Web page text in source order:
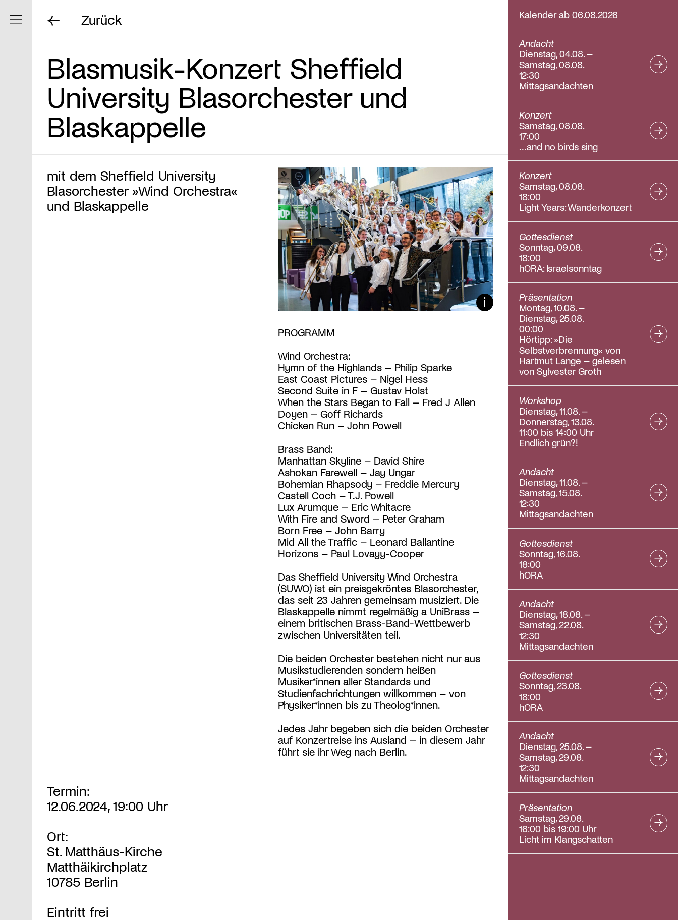
Navigation ein/ausblenden
Zurück
Blasmusik-Konzert Sheffield
University Blasorchester und
Blaskappelle
mit dem Sheffield University
Blasorchester »Wind Orchestra«
und Blaskappelle
Bildunterschrift ein/
PROGRAMM
Wind Orchestra:
Hymn of the Highlands – Philip Sparke
East Coast Pictures – Nigel Hess
Second Suite in F – Gustav Holst
When the Stars Began to Fall – Fred J Allen
Doyen – Goff Richards
Chicken Run – John Powell
Brass Band:
Manhattan Skyline – David Shire
Ashokan Farewell – Jay Ungar
Bohemian Rhapsody – Freddie Mercury
Castell Coch – T.J. Powell
Lux Arumque – Eric Whitacre
With Fire and Sword – Peter Graham
Born Free – John Barry
Mid All the Traffic – Leonard Ballantine
Horizons – Paul Lovayy-Cooper
Das Sheffield University Wind Orchestra
(SUWO) ist ein preisgekröntes Blasorchester,
das seit 23 Jahren gemeinsam musiziert. Die
Blaskappelle nimmt regelmäßig a UniBrass –
einem britischen Brass-Band-Wettbewerb
zwischen Universitäten teil.
Die beiden Orchester bestehen nicht nur aus
Musikstudierenden sondern heißen
Musiker*innen aller Standards und
Studienfachrichtungen willkommen – von
Physiker*innen bis zu Theolog*innen.
Jedes Jahr begeben sich die beiden Orchester
auf Konzertreise ins Ausland – in diesem Jahr
führt sie ihr Weg nach Berlin.
Termin:
12.06.2024, 19:00 Uhr
Ort:
St. Matthäus-Kirche
Matthäikirchplatz
10785 Berlin
Eintritt frei
Kalender ab 06.08.2026
Andacht
Dienstag, 04.08. –
Samstag, 08.08.
12:30
Mittagsandachten
Konzert
Samstag, 08.08.
17:00
…and no birds sing
Konzert
Samstag, 08.08.
18:00
Light Years: Wanderkonzert
Gottesdienst
Sonntag, 09.08.
18:00
hORA: Israelsonntag
Präsentation
Montag, 10.08. –
Dienstag, 25.08.
00:00
Hörtipp: »Die
Selbstverbrennung« von
Hartmut Lange – gelesen
von Sylvester Groth
Workshop
Dienstag, 11.08. –
Donnerstag, 13.08.
11:00 bis 14:00 Uhr
Endlich grün?!
Andacht
Dienstag, 11.08. –
Samstag, 15.08.
12:30
Mittagsandachten
Gottesdienst
Sonntag, 16.08.
18:00
hORA
Andacht
Dienstag, 18.08. –
Samstag, 22.08.
12:30
Mittagsandachten
Gottesdienst
Sonntag, 23.08.
18:00
hORA
Andacht
Dienstag, 25.08. –
Samstag, 29.08.
12:30
Mittagsandachten
Präsentation
Samstag, 29.08.
16:00 bis 19:00 Uhr
Licht im Klangschatten